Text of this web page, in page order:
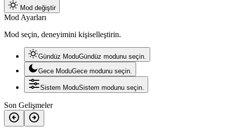
Mod değiştir
Mod Ayarları
Mod seçin, deneyimini kişiselleştirin.
Gündüz ModuGündüz modunu seçin.
Gece ModuGece modunu seçin.
Sistem ModuSistem modunu seçin.
Son Gelişmeler